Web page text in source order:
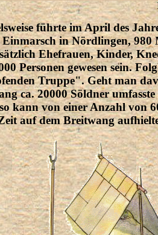
führte im April des
Einmarsch in Nördlingen,
Ehefrauen, Kinder,
Personen gewesen sein.
Truppe". Geht man
ca. 20000 Söldner
kann von einer Anzahl von
auf dem Breitwang